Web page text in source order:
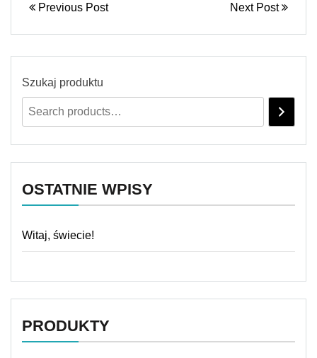
Previous Post Next Post
Szukaj produktu
OSTATNIE WPISY
Witaj, świecie!
PRODUKTY